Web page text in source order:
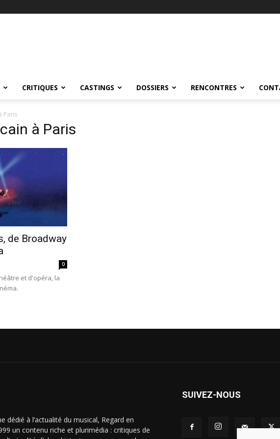
CRITIQUES CASTINGS DOSSIERS RENCONTRES
Paris
à Paris
de Broadway
0
et d'opéra, la
dédié à l’actualité du musical, Regard en
un contenu riche et plurimédia : critiques de
SUIVEZ-NOUS